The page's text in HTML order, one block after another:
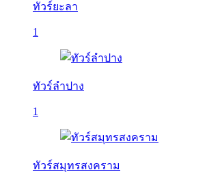
ทัวร์ยะลา
1
ทัวร์ลำปาง
1
ทัวร์สมุทรสงคราม